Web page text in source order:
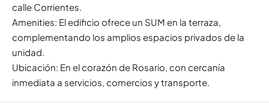
calle Corrientes.
Amenities: El edificio ofrece un SUM en la terraza,
complementando los amplios espacios privados de la
unidad.
Ubicación: En el corazón de Rosario, con cercanía
inmediata a servicios, comercios y transporte.